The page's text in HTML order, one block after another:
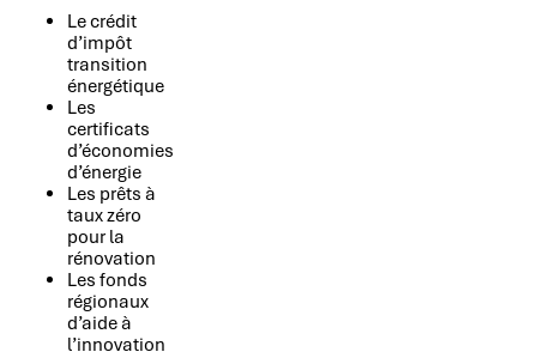
Le crédit
d’impôt
transition
énergétique
Les
certificats
d’économies
d’énergie
Les prêts à
taux zéro
pour la
rénovation
Les fonds
régionaux
d’aide à
l’innovation